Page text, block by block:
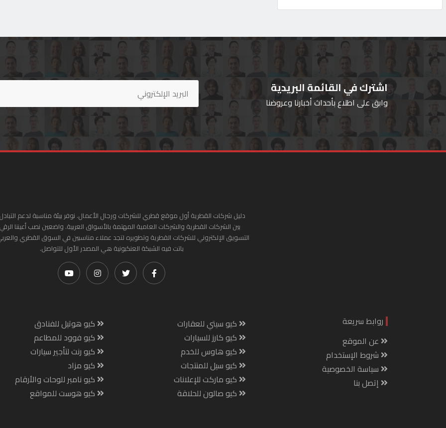
اشترك في القائمة البريدية
وابق على اطلاع بأحداث أخبارنا وعروضنا
دليل شركات القطرية أول موقع قطري للشركات ورجال الأعمال. نوفر بيئة مناسبة لدعم
بين الشركات القطرية والشركات العامية المهتمة بالأسواق العربية. واضعين نصب أعيننا
التسويق الإلكتروني للشركات القطرية وتطويره لتجد عملاء مناسبين في السوق القطري
باتت فيه الشبكة العنكبونية هي المصدر الأول للتواصل.
روابط سريعة
عن الموقع
شروط الإستخدام
سياسة الخصوصية
إتصل بنا
كيو سيتي للعقارات
كيو كارز للسيارات
كيو هاوس للخدم
كيو سيل للمنتجات
كيو ماركت للإعلانات
كيو صالون للحلاقة
كيو هوتيل للفنادق
كيو فوود للمطاعم
كيو رنت لتأجير سيارات
كيو مزاد
كيو نامبر للوحات والأرقام
كيو هوست للمواقع